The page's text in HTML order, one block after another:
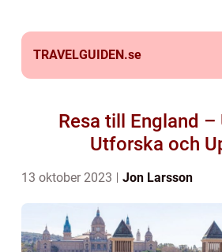
TRAVELGUIDEN.se
Resa till England –
Utforska och
13 oktober 2023 Jon Larsson